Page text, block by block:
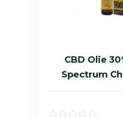
CBD Olie
Spectrum